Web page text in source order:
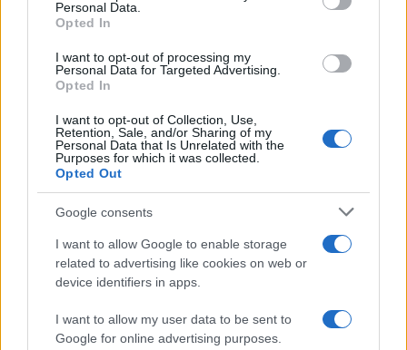
Personal Data.
Opted In
I want to opt-out of processing my
Personal Data for Targeted Advertising.
Opted In
I want to opt-out of Collection, Use,
Retention, Sale, and/or Sharing of my
Personal Data that Is Unrelated with the
Purposes for which it was collected.
Opted Out
Google consents
I want to allow Google to enable storage
related to advertising like cookies on web or
device identifiers in apps.
I want to allow my user data to be sent to
Google for online advertising purposes.
REGION
18.09.17. 10:26
KATAKLIZMA U REGIONU: Uragan kidao drveće,
dalekovode, letjeli crijepovi sa krovova (VIDEO)